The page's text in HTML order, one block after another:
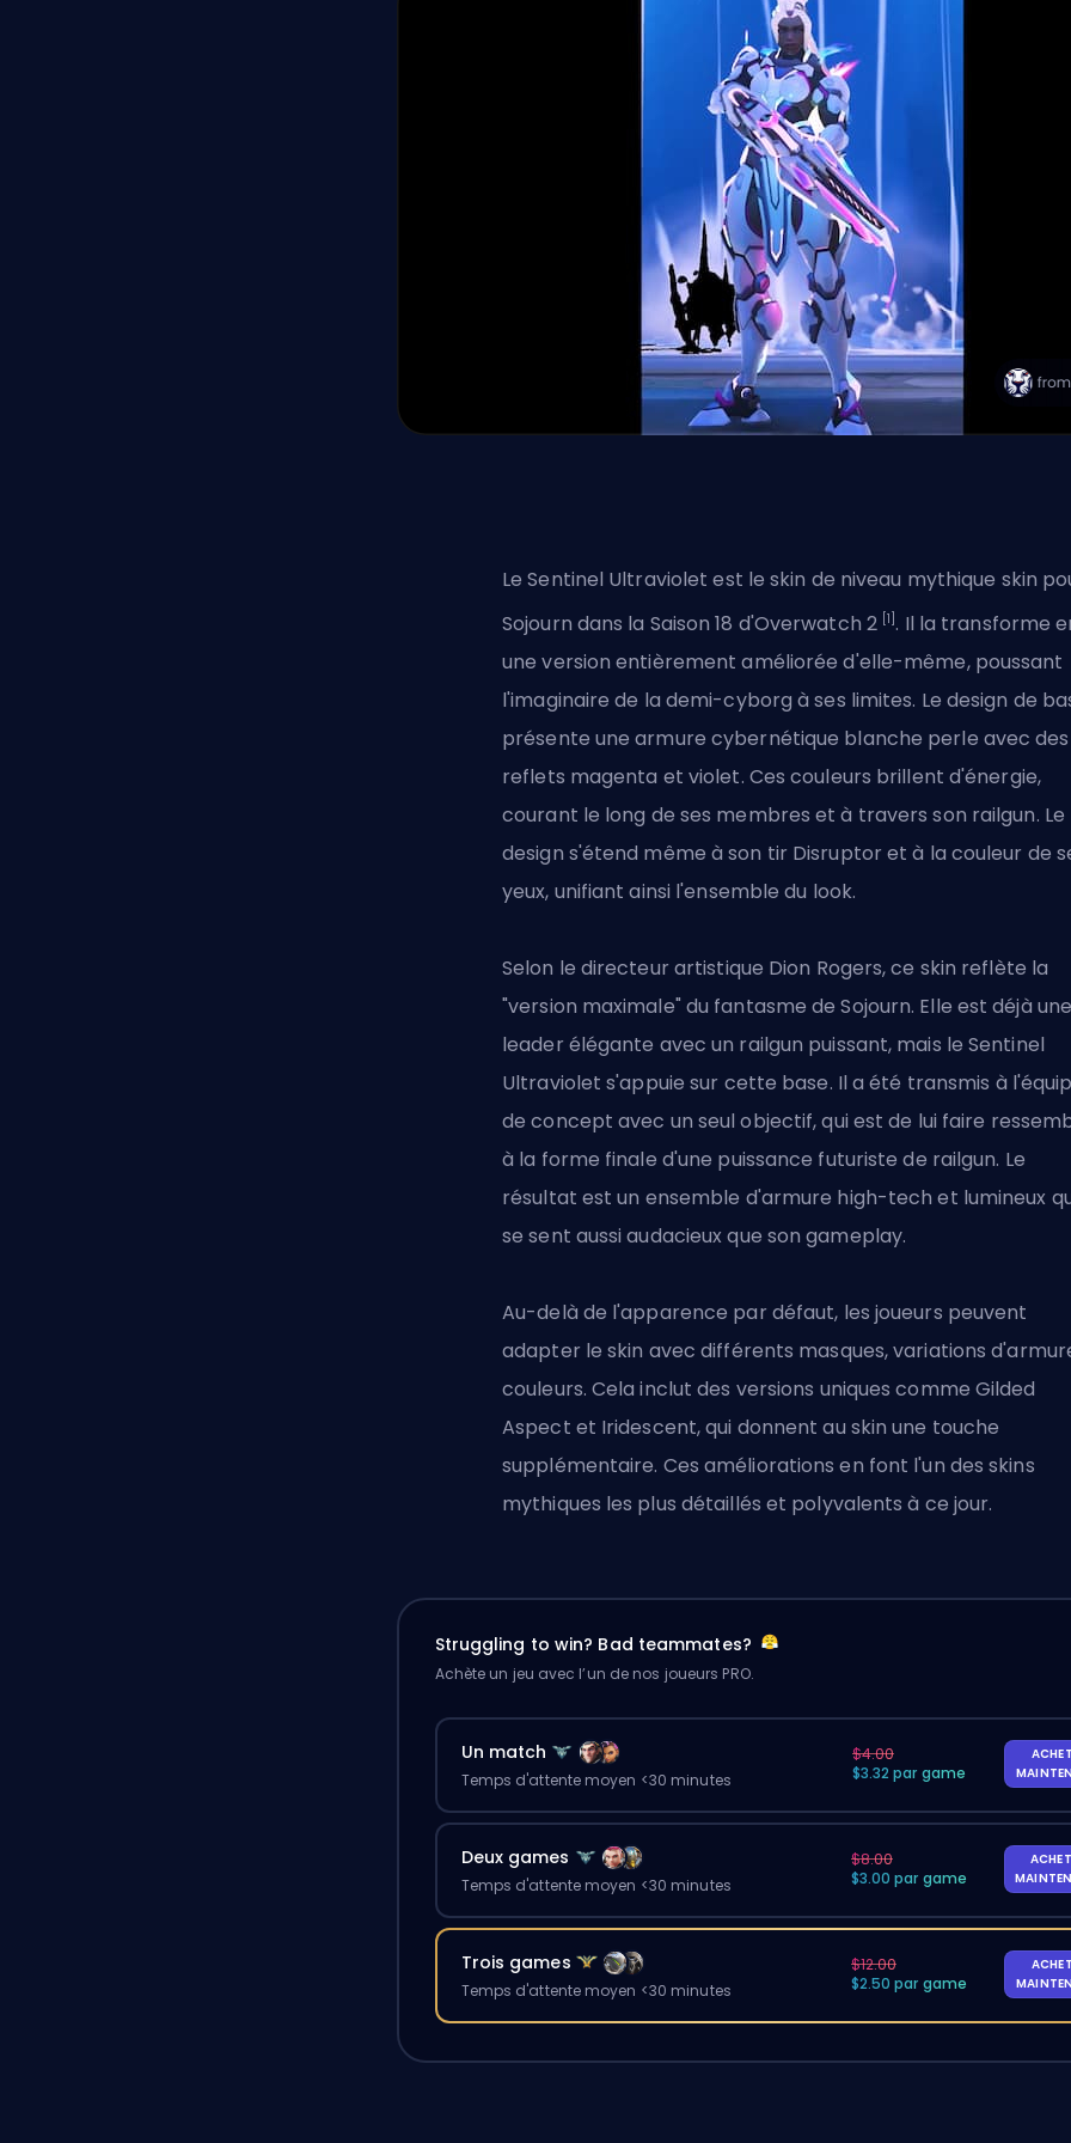
Le Sentinel Ultraviolet est le skin de niveau mythique skin
Sojourn dans la Saison 18 d'Overwatch 2 [1] . Il la transforme
une version entièrement améliorée d'elle-même, poussant
l'imaginaire de la demi-cyborg à ses limites. Le design de
présente une armure cybernétique blanche perle avec des
reflets magenta et violet. Ces couleurs brillent d'énergie,
courant le long de ses membres et à travers son railgun. Le
design s'étend même à son tir Disruptor et à la couleur de
yeux, unifiant ainsi l'ensemble du look.
Selon le directeur artistique Dion Rogers, ce skin reflète la
"version maximale" du fantasme de Sojourn. Elle est déjà une
leader élégante avec un railgun puissant, mais le Sentinel
Ultraviolet s'appuie sur cette base. Il a été transmis à
de concept avec un seul objectif, qui est de lui faire
à la forme finale d'une puissance futuriste de railgun. Le
résultat est un ensemble d'armure high-tech et lumineux
se sent aussi audacieux que son gameplay.
Au-delà de l'apparence par défaut, les joueurs peuvent
adapter le skin avec différents masques, variations
couleurs. Cela inclut des versions uniques comme Gilded
Aspect et Iridescent, qui donnent au skin une touche
supplémentaire. Ces améliorations en font l'un des skins
mythiques les plus détaillés et polyvalents à ce jour.
Struggling to win? Bad teammates?
Achète un jeu avec l’un de nos joueurs PRO.
Un match
Temps d'attente moyen <30 minutes
$4.00
$3.32 par game
Deux games
Temps d'attente moyen <30 minutes
$8.00
$3.00 par game
Trois games
Temps d'attente moyen <30 minutes
$12.00
$2.50 par game